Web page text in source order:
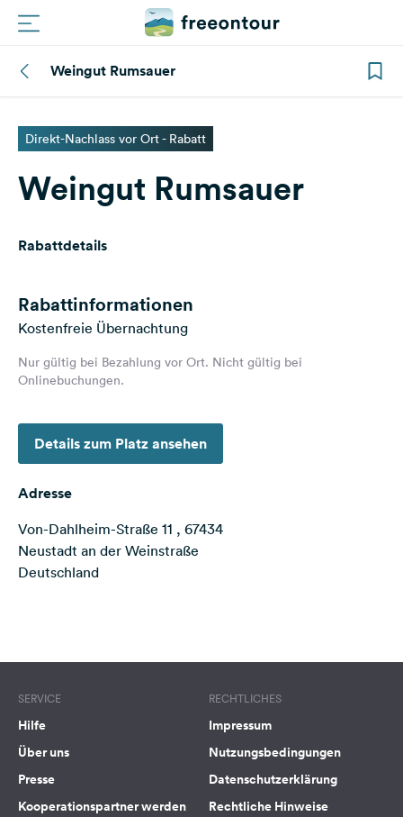
Routen
Plätze
Magazin
Einloggen
Newsletter
Feedback
Folge
uns
auf
Social
Weingut Rumsauer
Direkt-Nachlass vor Ort - Rabatt
Weingut Rumsauer
Rabattdetails
Rabattinformationen
Kostenfreie Übernachtung
Nur gültig bei Bezahlung vor Ort. Nicht gültig bei
Onlinebuchungen.
Details zum Platz ansehen
Adresse
Von-Dahlheim-Straße 11 , 67434
Neustadt an der Weinstraße
Deutschland
SERVICE
Hilfe
Über uns
Presse
Kooperationspartner werden
RECHTLICHES
Impressum
Nutzungsbedingungen
Datenschutzerklärung
Rechtliche Hinweise